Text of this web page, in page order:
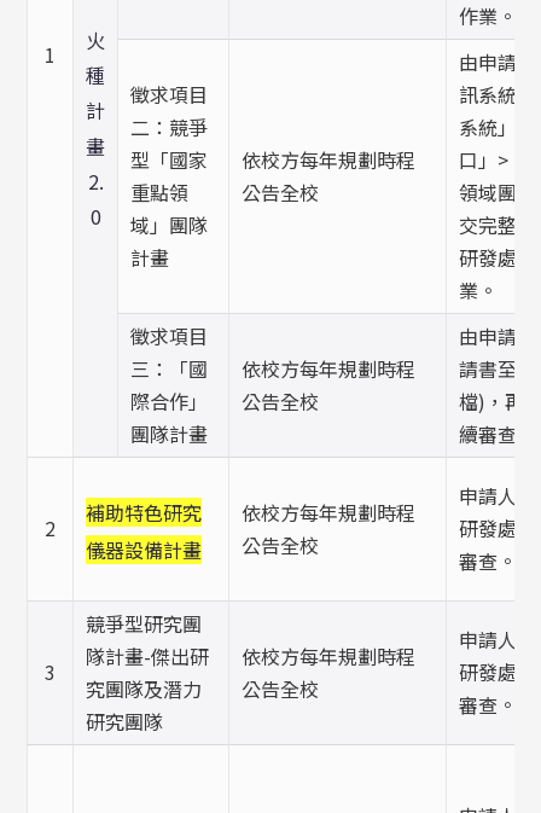
1
火
種
計
畫
2.
0
作業。
徵求項目
二：競爭
型「國家
重點領
域」團隊
計畫
依校方每年規劃時程
公告全校
由申請
訊系統
系統」>
口」>「
領域團
交完整
研發處
業。
徵求項目
三：「國
際合作」
團隊計畫
依校方每年規劃時程
公告全校
由申請
請書至
檔)，再
續審查
2
補助特色研究
儀器設備計畫
依校方每年規劃時程
公告全校
申請人
研發處
審查。
3
競爭型研究團
隊計畫-傑出研
究團隊及潛力
研究團隊
依校方每年規劃時程
公告全校
申請人
研發處
審查。